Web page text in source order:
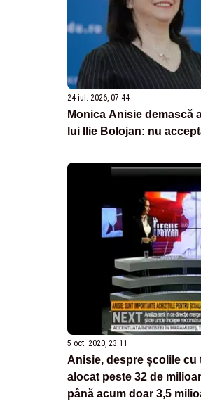
24 iul. 2026, 07:44
Monica Anisie demască
lui Ilie Bolojan: nu
5 oct. 2020, 23:11
Anisie, despre școlile cu
alocat peste 32 de
până acum doar 3,5